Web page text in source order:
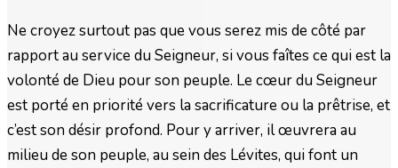
Ne croyez surtout pas que vous serez mis de côté par
rapport au service du Seigneur, si vous faîtes ce qui est la
volonté de Dieu pour son peuple. Le cœur du Seigneur
est porté en priorité vers la sacrificature ou la prêtrise, et
c’est son désir profond. Pour y arriver, il œuvrera au
milieu de son peuple, au sein des Lévites, qui font un